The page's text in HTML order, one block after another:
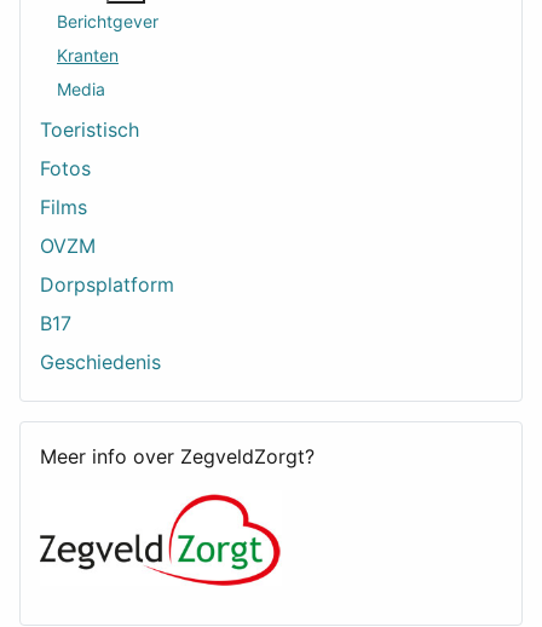
Berichtgever
Kranten
Media
Toeristisch
Fotos
Films
OVZM
Dorpsplatform
B17
Geschiedenis
Meer info over ZegveldZorgt?